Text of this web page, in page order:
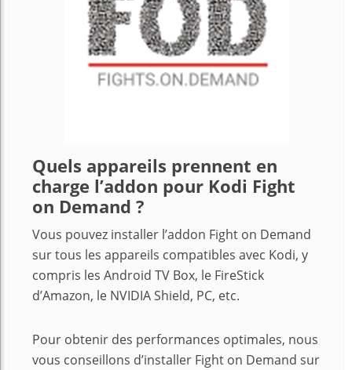
Quels appareils prennent en
charge l’addon pour Kodi Fight
on Demand ?
Vous pouvez installer l’addon Fight on Demand
sur tous les appareils compatibles avec Kodi, y
compris les Android TV Box, le FireStick
d’Amazon, le NVIDIA Shield, PC, etc.
Pour obtenir des performances optimales, nous
vous conseillons d’installer Fight on Demand sur